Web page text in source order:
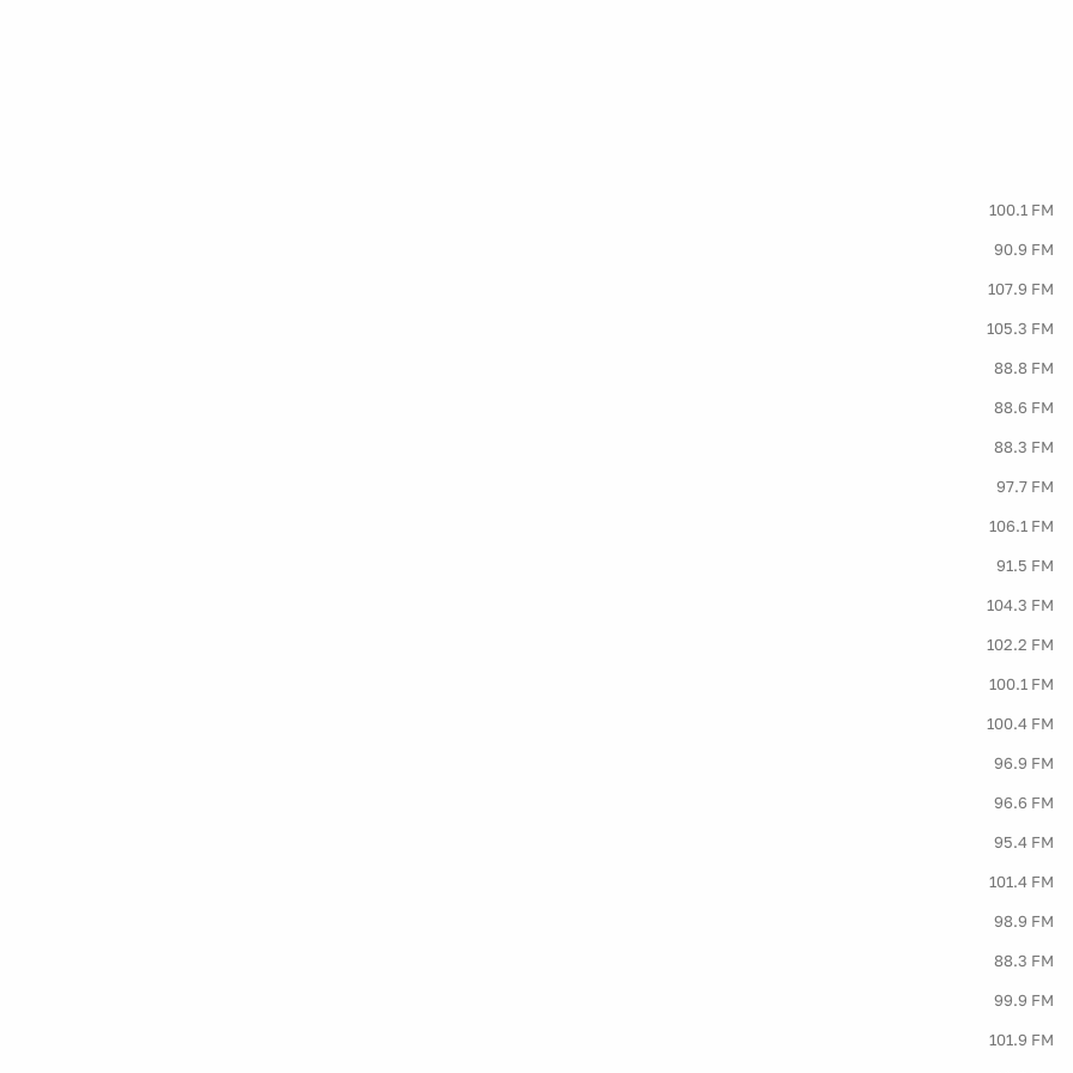
100.1 FM
90.9 FM
107.9 FM
105.3 FM
88.8 FM
88.6 FM
88.3 FM
97.7 FM
106.1 FM
91.5 FM
104.3 FM
102.2 FM
100.1 FM
100.4 FM
96.9 FM
96.6 FM
95.4 FM
101.4 FM
98.9 FM
88.3 FM
99.9 FM
101.9 FM